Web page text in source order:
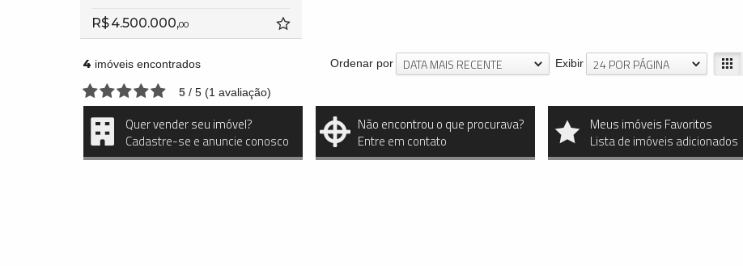
R$ 4.500.000,00
4 imóveis encontrados Exibir 24 POR PÁGINA
Ordenar por DATA MAIS RECENTE
5 / 5 (1 avaliação)
Quer vender seu imóvel?
Cadastre-se e anuncie conosco
Não encontrou o que procurava?
Entre em contato
Meus imóveis Favoritos
Lista de imóveis adicionados